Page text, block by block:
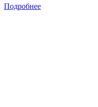
Подробнее